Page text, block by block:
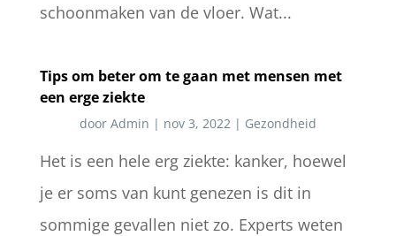
schoonmaken van de vloer. Wat...
Tips om beter om te gaan met mensen met
een erge ziekte
door Admin | nov 3, 2022 | Gezondheid
Het is een hele erg ziekte: kanker, hoewel
je er soms van kunt genezen is dit in
sommige gevallen niet zo. Experts weten